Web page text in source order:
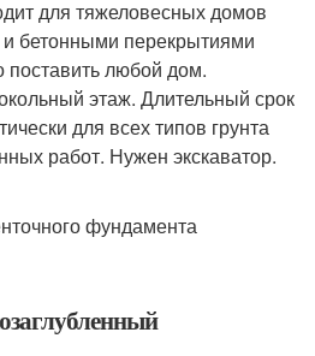
для тяжеловесных домов
бетонными перекрытиями
любой дом.
этаж. Длительный срок
для всех типов грунта
работ. Нужен экскаватор.
фундамента